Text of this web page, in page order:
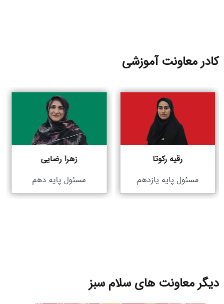
کادر معاونت آموزشی
رقیه رکوتا
مسئول پایه یازدهم
زهرا رضایی
مسئول پایه دهم
دیگر معاونت های سلام سبز